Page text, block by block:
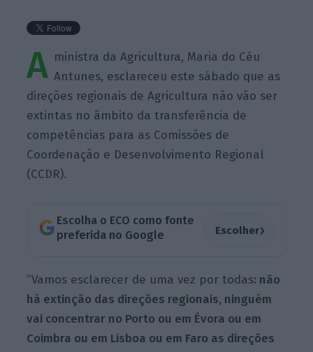
A ministra da Agricultura, Maria do Céu
Antunes, esclareceu este sábado que as
direções regionais de Agricultura não vão ser
extintas no âmbito da transferência de
competências para as Comissões de
Coordenação e Desenvolvimento Regional
(CCDR).
Escolha o ECO como fonte
preferida no Google
Escolher›
“Vamos esclarecer de uma vez por todas: não
há extinção das direções regionais, ninguém
vai concentrar no Porto ou em Évora ou em
Coimbra ou em Lisboa ou em Faro as direções